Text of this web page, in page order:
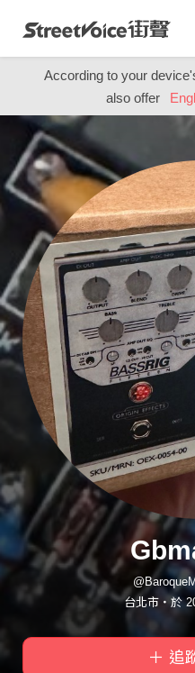
According to your
also offer
台北市・於
＋ 追